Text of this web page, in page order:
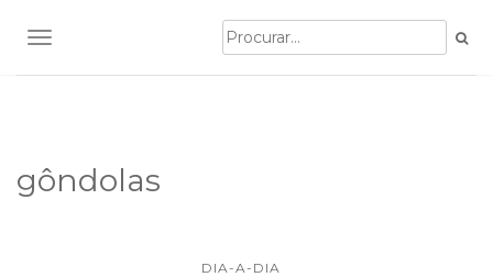
TOGGLE NAVIGATION
gôndolas
DIA-A-DIA